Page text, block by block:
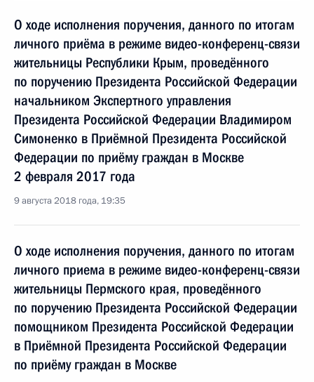
О ходе исполнения поручения, данного по итогам
личного приёма в режиме видео-конференц-связи
жительницы Республики Крым, проведённого
по поручению Президента Российской Федерации
начальником Экспертного управления
Президента Российской Федерации Владимиром
Симоненко в Приёмной Президента Российской
Федерации по приёму граждан в Москве
2 февраля 2017 года
9 августа 2018 года, 19:35
О ходе исполнения поручения, данного по итогам
личного приема в режиме видео-конференц-связи
жительницы Пермского края, проведённого
по поручению Президента Российской Федерации
помощником Президента Российской Федерации
в Приёмной Президента Российской Федерации
по приёму граждан в Москве